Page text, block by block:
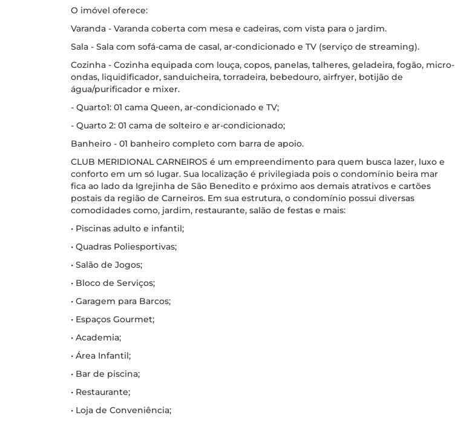
O imóvel oferece:
Varanda - Varanda coberta com mesa e cadeiras, com vista para o jardim.
Sala - Sala com sofá-cama de casal, ar-condicionado e TV (serviço de streaming).
Cozinha - Cozinha equipada com louça, copos, panelas, talheres, geladeira, fogão, micro-
ondas, liquidificador, sanduicheira, torradeira, bebedouro, airfryer, botijão de
água/purificador e mixer.
- Quarto1: 01 cama Queen, ar-condicionado e TV;
- Quarto 2: 01 cama de solteiro e ar-condicionado;
Banheiro - 01 banheiro completo com barra de apoio.
CLUB MERIDIONAL CARNEIROS é um empreendimento para quem busca lazer, luxo e
conforto em um só lugar. Sua localização é privilegiada pois o condomínio beira mar
fica ao lado da Igrejinha de São Benedito e próximo aos demais atrativos e cartões
postais da região de Carneiros. Em sua estrutura, o condomínio possui diversas
comodidades como, jardim, restaurante, salão de festas e mais:
• Piscinas adulto e infantil;
• Quadras Poliesportivas;
• Salão de Jogos;
• Bloco de Serviços;
• Garagem para Barcos;
• Espaços Gourmet;
• Academia;
• Área Infantil;
• Bar de piscina;
• Restaurante;
• Loja de Conveniência;